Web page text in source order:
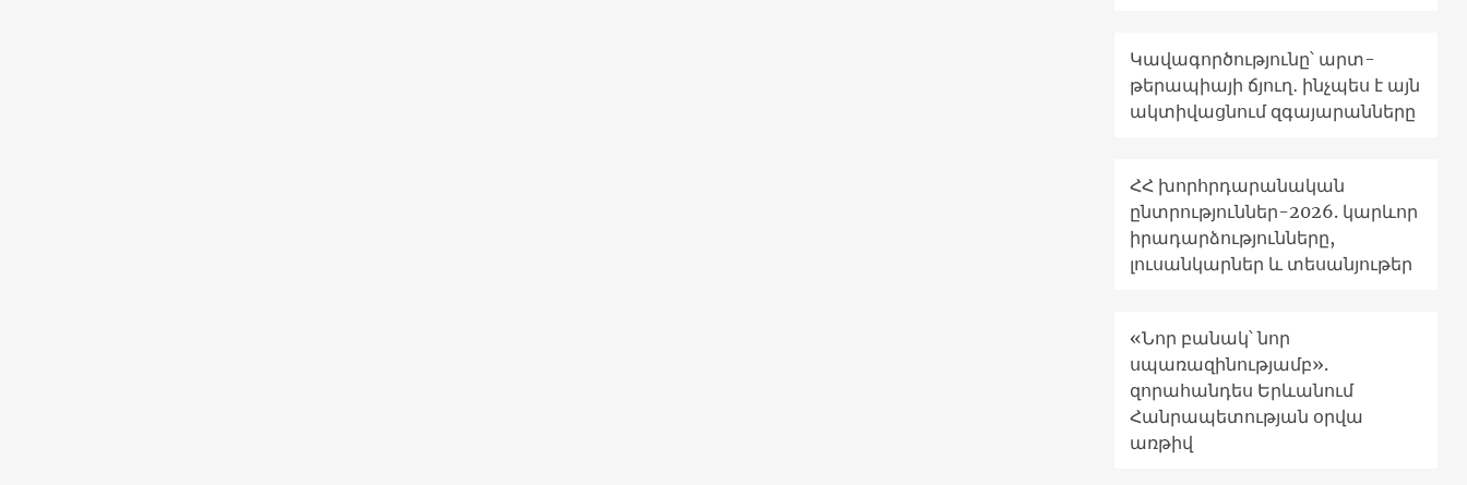
Կավագործությունը՝ արտ-
թերապիայի ճյուղ․ ինչպես է այն
ակտիվացնում զգայարանները
ՀՀ խորհրդարանական
ընտրություններ-2026. կարևոր
իրադարձությունները,
լուսանկարներ և տեսանյութեր
«Նոր բանակ՝ նոր
սպառազինությամբ».
զորահանդես Երևանում
Հանրապետության օրվա
առթիվ